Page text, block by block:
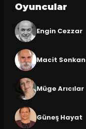
Oyuncular
Engin Cezzar
Macit Sonkan
Müge Arıcılar
Güneş Hayat